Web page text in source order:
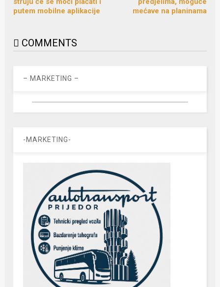
putem mobilne aplikacije
mećave na planinama
COMMENTS
– MARKETING –
-MARKETING-